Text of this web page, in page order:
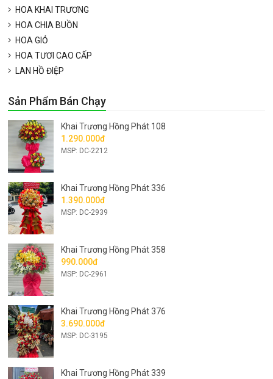
HOA KHAI TRƯƠNG
HOA CHIA BUỒN
HOA GIỎ
HOA TƯƠI CAO CẤP
LAN HỒ ĐIỆP
Sản Phẩm Bán Chạy
Khai Trương Hồng Phát 108
1.290.000đ
MSP: DC-2212
Khai Trương Hồng Phát 336
1.390.000đ
MSP: DC-2939
Khai Trương Hồng Phát 358
990.000đ
MSP: DC-2961
Khai Trương Hồng Phát 376
3.690.000đ
MSP: DC-3195
Khai Trương Hồng Phát 339